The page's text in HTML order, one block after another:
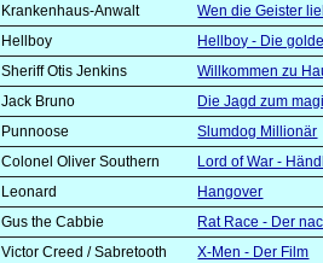
Krankenhaus-Anwalt
Wen die Geister
Hellboy
Hellboy - Die
Sheriff Otis Jenkins
Willkommen zu
Jack Bruno
Die Jagd zum
Punnoose
Slumdog Millionär
Colonel Oliver Southern
Lord of War -
Leonard
Hangover
Gus the Cabbie
Rat Race - Der
Victor Creed / Sabretooth
X-Men - Der Film